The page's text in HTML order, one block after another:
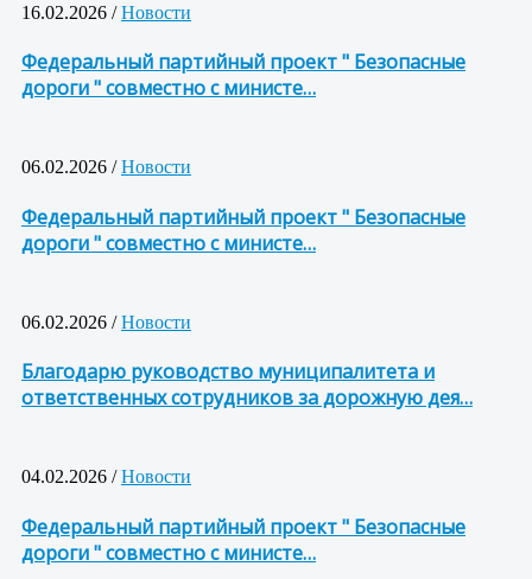
16.02.2026 /Новости
Федеральный партийный проект " Безопасные
дороги " совместно с министе…
06.02.2026 /Новости
Федеральный партийный проект " Безопасные
дороги " совместно с министе…
06.02.2026 /Новости
Благодарю руководство муниципалитета и
ответственных сотрудников за дорожную дея…
04.02.2026 /Новости
Федеральный партийный проект " Безопасные
дороги " совместно с министе…